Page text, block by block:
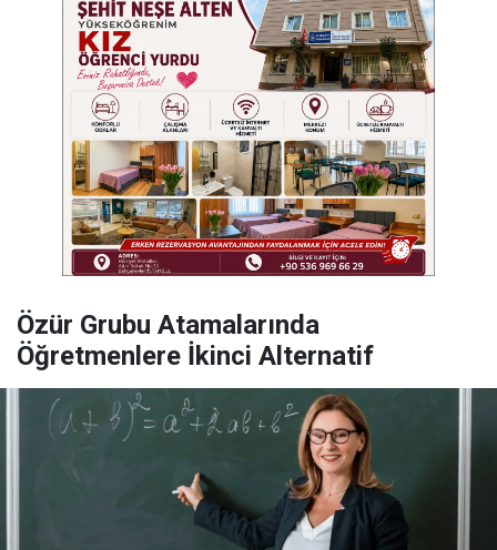
Özür Grubu Atamalarında
Öğretmenlere İkinci Alternatif